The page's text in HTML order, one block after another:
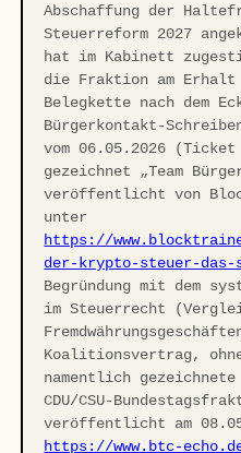
Abschaffung der
Steuerreform 2027
hat im Kabinett
die Fraktion am
Belegkette nach dem
Bürgerkontakt-
vom 06.05.2026 (Ticket
gezeichnet „Team
veröffentlicht von
unter
https://
der-krypto-steuer-das-
Begründung mit dem
im Steuerrecht
Koalitionsvertrag,
namentlich
CDU/CSU-
veröffentlicht am
https://www.btc-